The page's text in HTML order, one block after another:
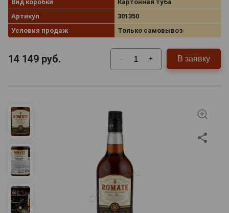
Вид коробки
Картонная туба
Артикул
301350
Условия продаж
Только самовывоз
14 149 руб. - + В заявку